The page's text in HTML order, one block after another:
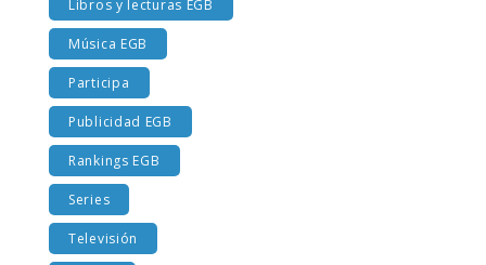
Libros y lecturas EGB
Música EGB
Participa
Publicidad EGB
Rankings EGB
Series
Televisión